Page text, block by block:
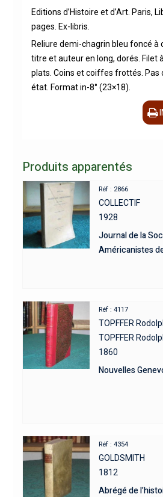
Editions d’Histoire et d’Art. Paris,
pages. Ex-libris.
Reliure demi-chagrin bleu foncé à
titre et auteur en long, dorés. Filet
plats. Coins et coiffes frottés. Pas
état. Format in-8° (23×18).
Produits apparentés
Réf : 2866
COLLECTIF
1928
Journal de la
Américanistes
Réf : 4117
TOPFFER
TOPFFER
1860
Nouvelles
Réf : 4354
GOLDSMITH
1812
Abrégé de